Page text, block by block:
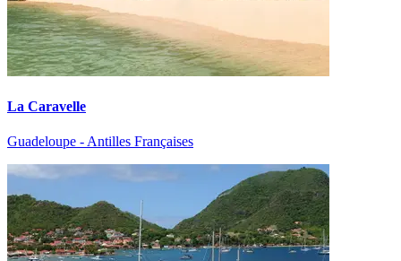
La Caravelle
Guadeloupe - Antilles Françaises